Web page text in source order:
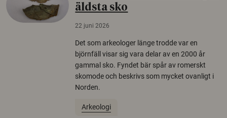
äldsta sko
22 juni 2026
Det som arkeologer länge trodde var en
björnfäll visar sig vara delar av en 2000 år
gammal sko. Fyndet bär spår av romerskt
skomode och beskrivs som mycket ovanligt i
Norden.
Arkeologi